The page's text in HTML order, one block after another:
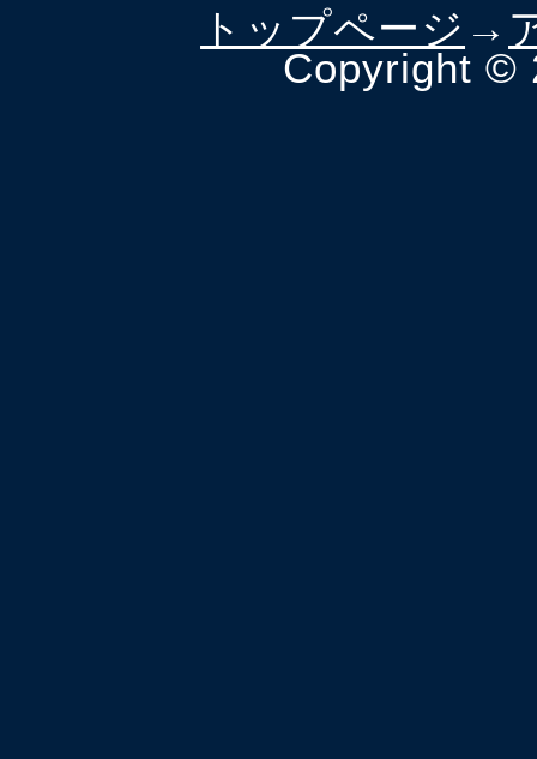
トップページ →
Copyright ©